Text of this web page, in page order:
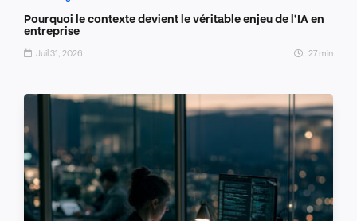
Pourquoi le contexte devient le véritable enjeu de l’IA en
entreprise
Juil 31, 2026 27 min